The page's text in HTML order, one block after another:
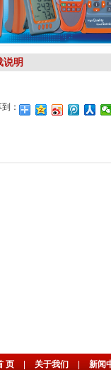
1
说明
：
页 关于我们 新闻